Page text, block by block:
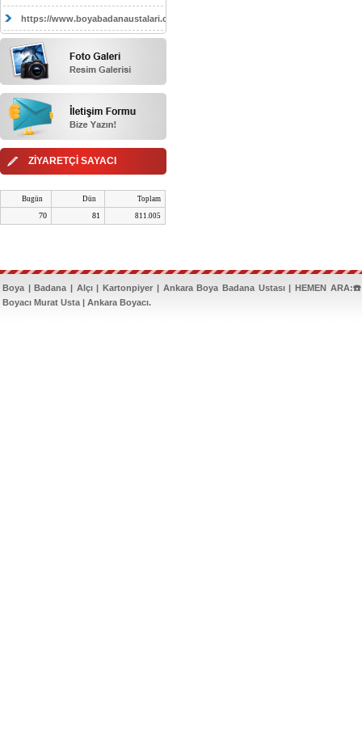
https://www.boyabadanaustalari.com/
ZİYARETÇİ SAYACI
Bugün Dün Toplam
70 81 811.005
Boya | Badana | Alçı | Kartonpiyer | Ankara Boya Badana Ustası | HEMEN
Boyacı Murat Usta | Ankara Boyacı.